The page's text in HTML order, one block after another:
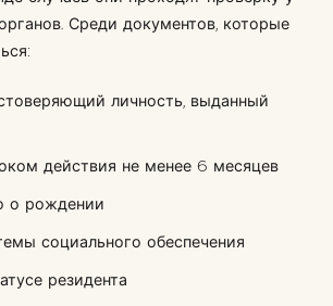
Среди документов, которые
личность, выданный
действия не менее 6 месяцев
о рождении
социального обеспечения
резидента